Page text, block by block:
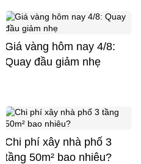
Giá vàng hôm nay 4/8:
Quay đầu giảm nhẹ
Chi phí xây nhà phố 3
tầng 50m² bao nhiêu?